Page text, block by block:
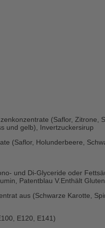
(Saflor, Zitrone,
und gelb), Invertzuckersirup
(Saflor, Holunderbeere,
und Di-Glyceride oder
Patentblau V.Enthält Gluten
aus (Schwarze Karotte,
E120, E141)